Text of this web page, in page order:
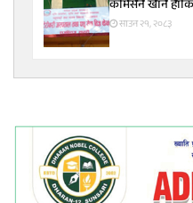
कमिसन खाने
साउन २१, २०८३